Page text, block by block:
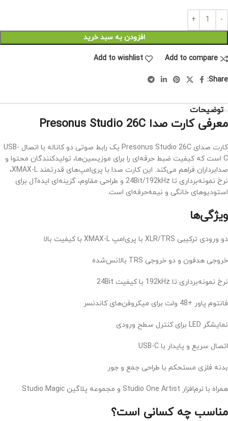
افزودن به سبد خرید
Add to compare
Add to wishlist
Share:
توضیحات
معرفی کارت صدا Presonus Studio 26C
کارت صدای Presonus Studio 26C یک رابط صوتی دو کاناله با اتصال USB-
C است که کیفیت ضبط حرفه‌ای را برای موزیسین‌ها، تولیدکنندگان محتوا و
صدابرداران فراهم می‌کند. این کارت صدا با پری‌امپ‌های قدرتمند XMAX-L،
نرخ نمونه‌برداری تا 24Bit/192kHz و طراحی مقاوم، گزینه‌ای ایده‌آل برای
استودیوهای خانگی و نیمه‌حرفه‌ای است.
ویژگی‌ها
دو ورودی ترکیبی XLR/TRS با پری‌امپ XMAX-L با کیفیت بالا
خروجی هدفون و دو خروجی TRS بالانس‌شده
نرخ نمونه‌برداری تا 192kHz با کیفیت 24Bit
فانتوم پاور +48 ولت برای میکروفن‌های کاندنسر
نمایشگر LED برای کنترل سطح ورودی
اتصال سریع و پایدار با USB-C
بدنه فلزی مستحکم با طراحی جمع و جور
همراه با نرم‌افزار Studio One Artist و مجموعه پلاگین Studio Magic
مناسب چه کسانی است؟